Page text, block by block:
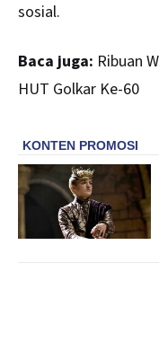
sosial.
Baca juga: Ribuan
HUT Golkar Ke-60